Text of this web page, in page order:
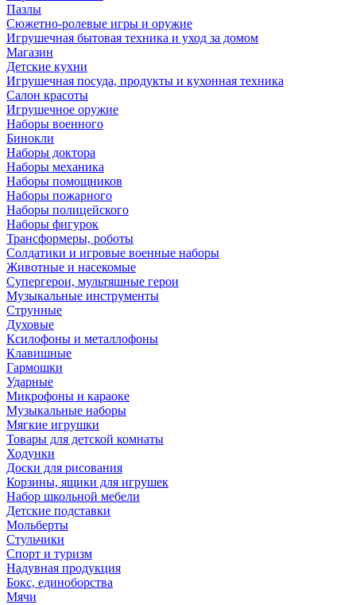
Пазлы
Сюжетно-ролевые игры и оружие
Игрушечная бытовая техника и уход за домом
Магазин
Детские кухни
Игрушечная посуда, продукты и кухонная техника
Салон красоты
Игрушечное оружие
Наборы военного
Бинокли
Наборы доктора
Наборы механика
Наборы помощников
Наборы пожарного
Наборы полицейского
Наборы фигурок
Трансформеры, роботы
Солдатики и игровые военные наборы
Животные и насекомые
Супергерои, мультяшные герои
Музыкальные инструменты
Струнные
Духовые
Ксилофоны и металлофоны
Клавишные
Гармошки
Ударные
Микрофоны и караоке
Музыкальные наборы
Мягкие игрушки
Товары для детской комнаты
Ходунки
Доски для рисования
Корзины, ящики для игрушек
Набор школьной мебели
Детские подставки
Мольберты
Стульчики
Спорт и туризм
Надувная продукция
Бокс, единоборства
Мячи